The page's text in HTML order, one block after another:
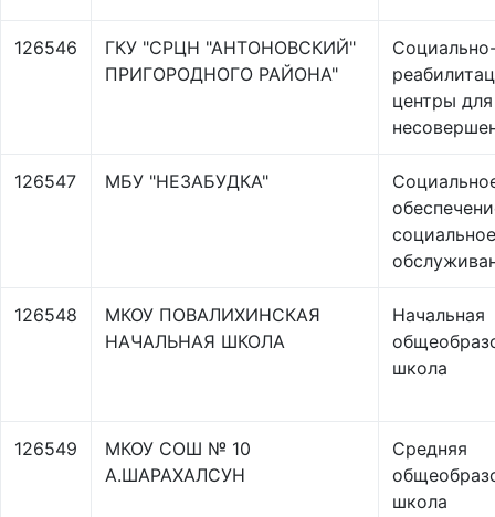
126546
ГКУ "СРЦН "АНТОНОВСКИЙ"
ПРИГОРОДНОГО РАЙОНА"
центры для
126547 МБУ "НЕЗАБУДКА"
социальное
126548
МКОУ ПОВАЛИХИНСКАЯ
НАЧАЛЬНАЯ ШКОЛА
Начальная
школа
126549
МКОУ СОШ № 10
А.ШАРАХАЛСУН
Средняя
школа